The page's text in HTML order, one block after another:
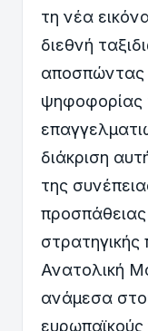
τη νέα
διεθνή
αποσπώντας
ψηφοφορίας
διάκριση
της
προσπάθειας
στρατηγικής
Ανατολική
ανάμεσα